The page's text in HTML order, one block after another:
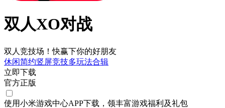
双人XO对战
双人竞技场！快赢下你的好朋友
休闲简约竖屏竞技多玩法合辑
立即下载
官方正版
使用小米游戏中心APP下载 ，领丰富游戏福利 及礼包